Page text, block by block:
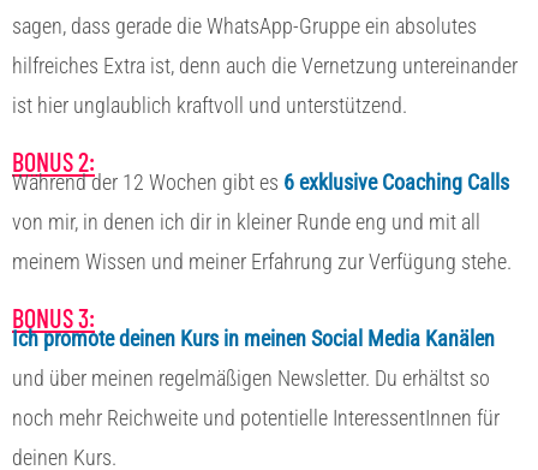
sagen, dass gerade die WhatsApp-Gruppe ein absolutes
hilfreiches Extra ist, denn auch die Vernetzung untereinander
ist hier unglaublich kraftvoll und unterstützend.
BONUS 2:
Während der 12 Wochen gibt es 6 exklusive Coaching Calls
von mir, in denen ich dir in kleiner Runde eng und mit all
meinem Wissen und meiner Erfahrung zur Verfügung stehe.
BONUS 3:
Ich promote deinen Kurs in meinen Social Media Kanälen
und über meinen regelmäßigen Newsletter. Du erhältst so
noch mehr Reichweite und potentielle InteressentInnen für
deinen Kurs.